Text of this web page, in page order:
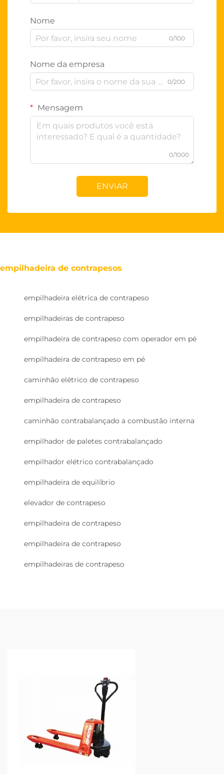
Nome
0/100
Nome da empresa
0/200
Mensagem
0/1000
ENVIAR
empilhadeira de contrapesos
empilhadeira elétrica de contrapeso
empilhadeiras de contrapeso
empilhadeira de contrapeso com operador em pé
empilhadeira de contrapeso em pé
caminhão elétrico de contrapeso
empilhadeira de contrapeso
caminhão contrabalançado a combustão interna
empilhador de paletes contrabalançado
empilhador elétrico contrabalançado
empilhadeira de equilíbrio
elevador de contrapeso
empilhadeira de contrapeso
empilhadeira de contrapeso
empilhadeiras de contrapeso